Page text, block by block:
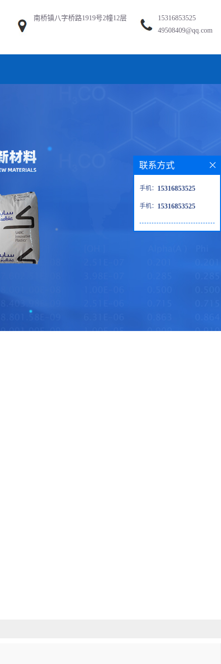
南桥镇八字桥路1919号2幢12层
15316853525
49508409@qq.com
联系方式
手机： 15316853525
手机： 15316853525